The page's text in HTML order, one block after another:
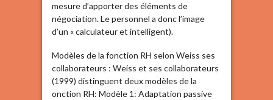
mesure d’apporter des éléments de
négociation. Le personnel a donc l’image
d’un « calculateur et intelligent).
Modèles de la fonction RH selon Weiss ses
collaborateurs : Weiss et ses collaborateurs
(1999) distinguent deux modèles de la
onction RH: Modèle 1: Adaptation passive